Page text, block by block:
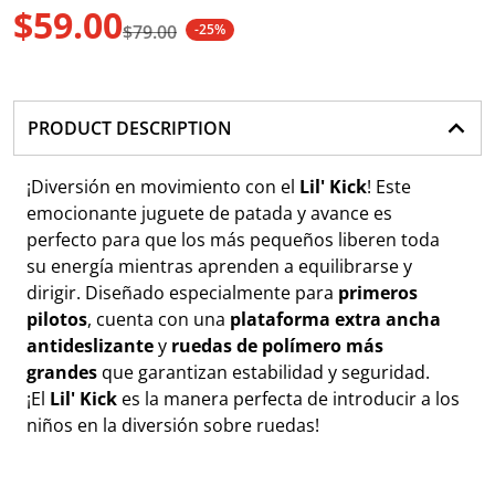
$79.00
$59.00 -25%
PRODUCT DESCRIPTION
¡Diversión en movimiento con el Lil' Kick! Este
emocionante juguete de patada y avance es
perfecto para que los más pequeños liberen toda
su energía mientras aprenden a equilibrarse y
dirigir. Diseñado especialmente para primeros
pilotos, cuenta con una plataforma extra ancha
antideslizantey ruedas de polímero más
grandes que garantizan estabilidad y seguridad.
¡El Lil' Kick es la manera perfecta de introducir a los
niños en la diversión sobre ruedas!